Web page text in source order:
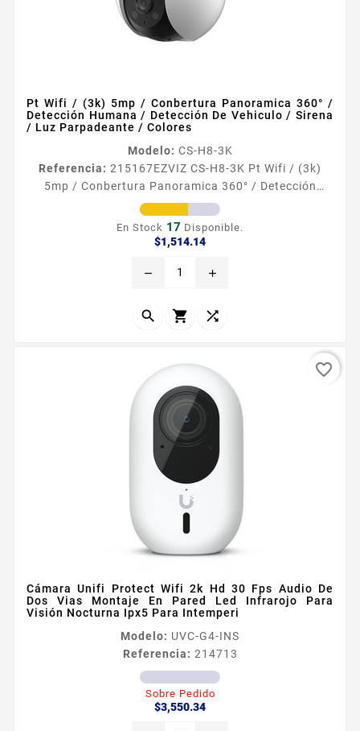
Pt Wifi / (3k) 5mp / Conbertura Panoramica 360° /
Detección Humana / Detección De Vehiculo / Sirena
/ Luz Parpadeante / Colores
Modelo: CS-H8-3K
Referencia: 215167EZVIZ CS-H8-3K Pt Wifi / (3k)
5mp / Conbertura Panoramica 360° / Detección
Humana / Detección De Vehiculo / Sirena / Luz
Parpadeante / Colores Caracteriacutesticas
principales Resolucioacuten 3K 2880 times 1620
inclinacion 80deg Angulo de vision 89deg Horizontal
interconstruida 100 dB audio de dos viacuteas
WDR...
En Stock 17 Disponible.
$1,514.14Precio
remove add
  
Cámara Unifi Protect Wifi 2k Hd 30 Fps Audio De
Dos Vias Montaje En Pared Led Infrarojo Para
Visión Nocturna Ipx5 Para Intemperi
Modelo: UVC-G4-INS
Referencia: 214713
Sobre Pedido
$3,550.34Precio
favorite_border